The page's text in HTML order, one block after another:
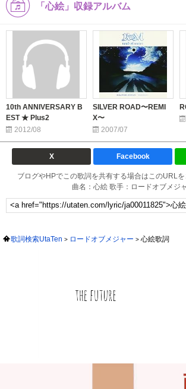
「心絵」収録アルバム
10th ANNIVERSARY B
EST ★ Plus2
2012/08
SILVER ROAD〜REMI
X〜
2007/07
X Facebook
ブログやHPでこの歌詞を共有する場合はこのURL
曲名：心絵 歌手：ロードオブメジ
歌詞検索UtaTen ロードオブメジャー 心絵歌詞